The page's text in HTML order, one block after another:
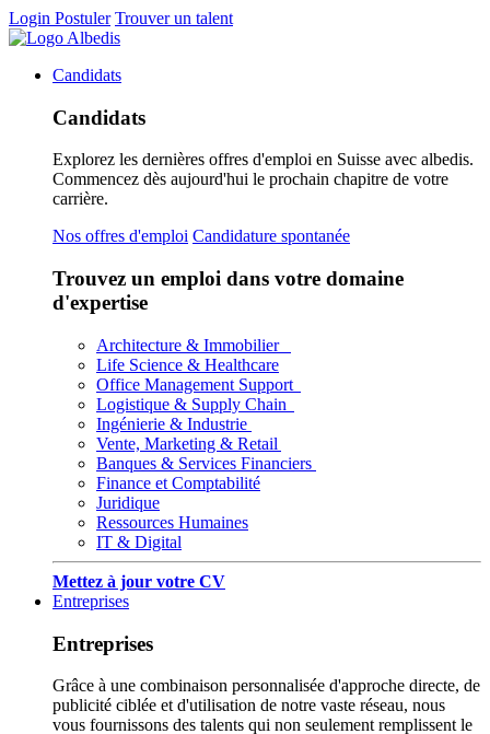
Login Postuler Trouver un talent
Candidats
Candidats
Explorez les dernières offres d'emploi en Suisse avec albedis.
Commencez dès aujourd'hui le prochain chapitre de votre
carrière.
Nos offres d'emploi Candidature spontanée
Trouvez un emploi dans votre domaine
d'expertise
Architecture & Immobilier
Life Science & Healthcare
Office Management Support
Logistique & Supply Chain
Ingénierie & Industrie
Vente, Marketing & Retail
Banques & Services Financiers
Finance et Comptabilité
Juridique
Ressources Humaines
IT & Digital
Mettez à jour votre CV
Entreprises
Entreprises
Grâce à une combinaison personnalisée d'approche directe, de
publicité ciblée et d'utilisation de notre vaste réseau, nous
vous fournissons des talents qui non seulement remplissent le